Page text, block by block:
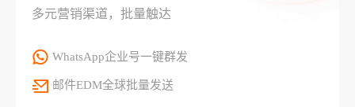
多元营销渠道，批量触达
WhatsApp企业号一键群发
邮件EDM全球批量发送